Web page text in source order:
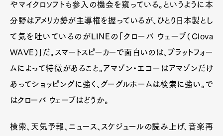
Art&Design
Fashion
GourmetCars
やマイクロソフトも参入の機会を窺っている。というように本
分野はアメリカ勢が主導権を握っているが、ひとり日本製とし
て気を吐いているのがLINEの「クローバ ウェーブ（Clova
WAVE）」だ。スマートスピーカーで面白いのは、プラットフォー
ムによって特徴があること。アマゾン・エコーはアマゾンだけ
あってショッピングに強く、グーグルホームは検索に強い。で
はクローバ ウェーブはどうか。
検索、天気予報、ニュース、スケジュールの読み上げ、音楽再